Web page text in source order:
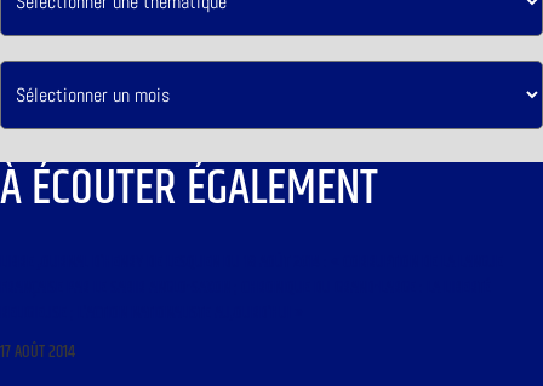
À ÉCOUTER ÉGALEMENT
17 AOÛT 2014